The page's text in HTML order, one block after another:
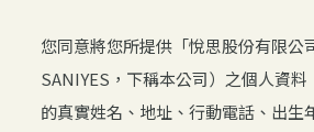
您同意將您所提供「悅思股份有限公
SANIYES，下稱本公司）之個人資
的真實姓名、地址、行動電話、出生